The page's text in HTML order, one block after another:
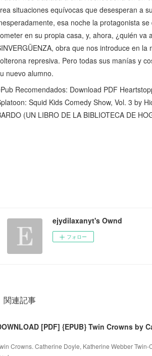
situaciones equívocas que desesperan a
esa noche la protagonista
en su propia casa, y, ahora, ¿quién va
obra que nos introduce en
represiva. Pero todas sus manías y
nuevo alumno.
Recomendados: Download PDF
Squid Kids Comedy Show, Vol. 3 by
(UN LIBRO DE LA BIBLIOTECA DE
ejydilaxanyt's Ownd
フォロー
関連記事
[PDF] {EPUB} Twin Crowns by
Crowns. Catherine Doyle, Katherine Webber